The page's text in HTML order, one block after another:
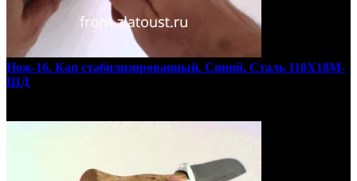
Нож-16. Кап стабилизированный. Синий. Сталь 110Х18М-
ШД